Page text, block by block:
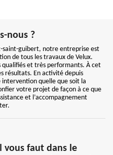
nous ?
guibert, notre entreprise est
de tous les travaux de Velux.
qualifiés et très performants. À cet
résultats. En activité depuis
intervention quelle que soit la
votre projet de façon à ce que
et l’accompagnement
vous faut dans le